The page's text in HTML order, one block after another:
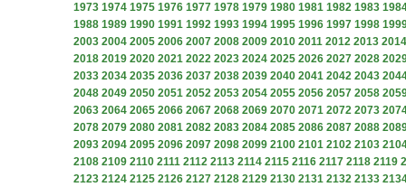
1973 1974 1975 1976 1977 1978 1979 1980 1981 1982 1983
1988 1989 1990 1991 1992 1993 1994 1995 1996 1997 1998
2003 2004 2005 2006 2007 2008 2009 2010 2011 2012 2013 2014
2018 2019 2020 2021 2022 2023 2024 2025 2026 2027 2028
2033 2034 2035 2036 2037 2038 2039 2040 2041 2042 2043
2048 2049 2050 2051 2052 2053 2054 2055 2056 2057 2058
2063 2064 2065 2066 2067 2068 2069 2070 2071 2072 2073
2078 2079 2080 2081 2082 2083 2084 2085 2086 2087 2088
2093 2094 2095 2096 2097 2098 2099 2100 2101 2102 2103
2108 2109 2110 2111 2112 2113 2114 2115 2116 2117 2118 2119
2123 2124 2125 2126 2127 2128 2129 2130 2131 2132 2133